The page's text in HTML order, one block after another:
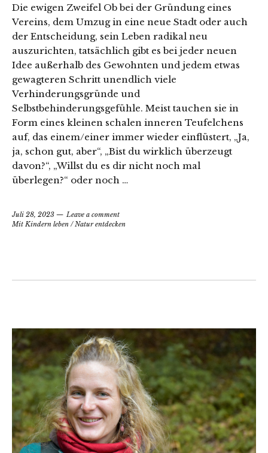
Die ewigen Zweifel Ob bei der Gründung eines
Vereins, dem Umzug in eine neue Stadt oder auch
der Entscheidung, sein Leben radikal neu
auszurichten, tatsächlich gibt es bei jeder neuen
Idee außerhalb des Gewohnten und jedem etwas
gewagteren Schritt unendlich viele
Verhinderungsgründe und
Selbstbehinderungsgefühle. Meist tauchen sie in
Form eines kleinen schalen inneren Teufelchens
auf, das einem/einer immer wieder einflüstert, „Ja,
ja, schon gut, aber“, „Bist du wirklich überzeugt
davon?“, „Willst du es dir nicht noch mal
überlegen?“ oder noch …
Juli 28, 2023
Leave a comment
Mit Kindern leben /Natur entdecken